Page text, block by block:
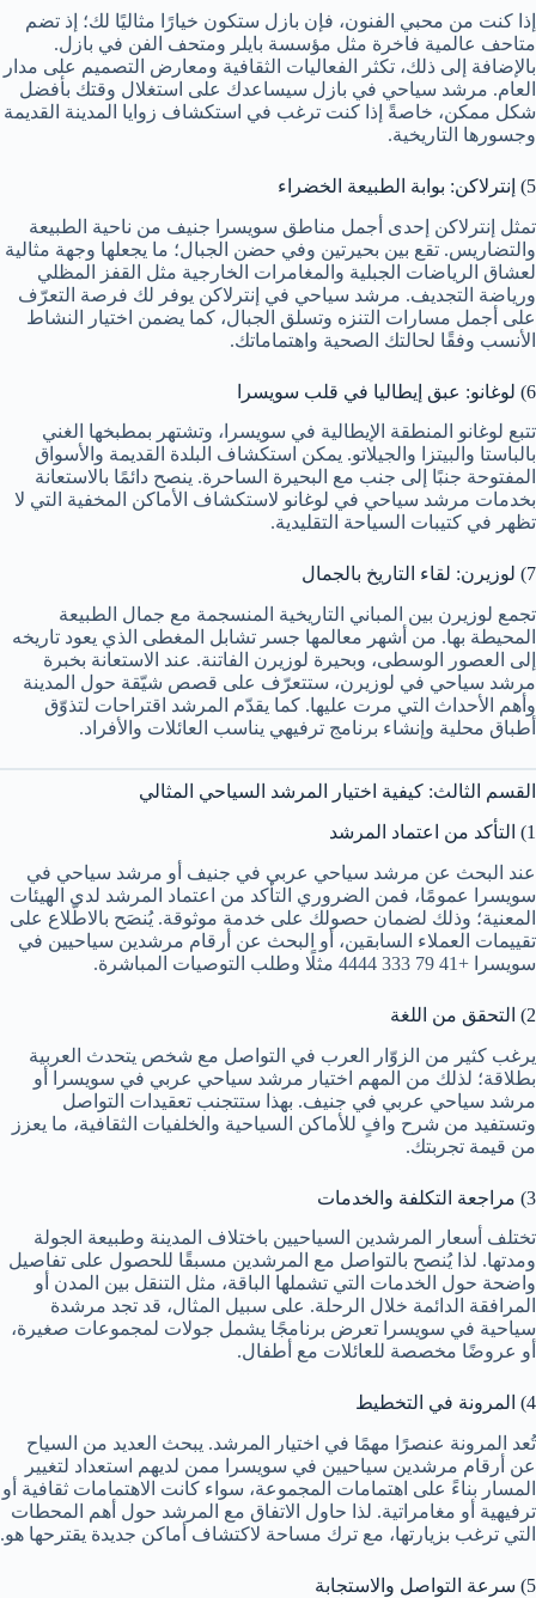
إذا كنت من محبي الفنون، فإن بازل ستكون خيارًا مثاليًا لك؛ إذ تضم
متاحف عالمية فاخرة مثل مؤسسة بايلر ومتحف الفن في بازل.
بالإضافة إلى ذلك، تكثر الفعاليات الثقافية ومعارض التصميم على مدار
العام. مرشد سياحي في بازل سيساعدك على استغلال وقتك بأفضل
شكل ممكن، خاصةً إذا كنت ترغب في استكشاف زوايا المدينة القديمة
وجسورها التاريخية.
5) إنترلاكن: بوابة الطبيعة الخضراء
تمثل إنترلاكن إحدى أجمل مناطق سويسرا جنيف من ناحية الطبيعة
والتضاريس. تقع بين بحيرتين وفي حضن الجبال؛ ما يجعلها وجهة مثالية
لعشاق الرياضات الجبلية والمغامرات الخارجية مثل القفز المظلي
ورياضة التجديف. مرشد سياحي في إنترلاكن يوفر لك فرصة التعرّف
على أجمل مسارات التنزه وتسلق الجبال، كما يضمن اختيار النشاط
الأنسب وفقًا لحالتك الصحية واهتماماتك.
6) لوغانو: عبق إيطاليا في قلب سويسرا
تتبع لوغانو المنطقة الإيطالية في سويسرا، وتشتهر بمطبخها الغني
بالباستا والبيتزا والجيلاتو. يمكن استكشاف البلدة القديمة والأسواق
المفتوحة جنبًا إلى جنب مع البحيرة الساحرة. ينصح دائمًا بالاستعانة
بخدمات مرشد سياحي في لوغانو لاستكشاف الأماكن المخفية التي لا
تظهر في كتيبات السياحة التقليدية.
7) لوزيرن: لقاء التاريخ بالجمال
تجمع لوزيرن بين المباني التاريخية المنسجمة مع جمال الطبيعة
المحيطة بها. من أشهر معالمها جسر تشابل المغطى الذي يعود تاريخه
إلى العصور الوسطى، وبحيرة لوزيرن الفاتنة. عند الاستعانة بخبرة
مرشد سياحي في لوزيرن، ستتعرّف على قصص شيّقة حول المدينة
وأهم الأحداث التي مرت عليها. كما يقدّم المرشد اقتراحات لتذوّق
أطباق محلية وإنشاء برنامج ترفيهي يناسب العائلات والأفراد.
القسم الثالث: كيفية اختيار المرشد السياحي المثالي
1) التأكد من اعتماد المرشد
عند البحث عن مرشد سياحي عربي في جنيف أو مرشد سياحي في
سويسرا عمومًا، فمن الضروري التأكد من اعتماد المرشد لدى الهيئات
المعنية؛ وذلك لضمان حصولك على خدمة موثوقة. يُنصَح بالاطّلاع على
تقييمات العملاء السابقين، أو البحث عن أرقام مرشدين سياحيين في
سويسرا +41 79 333 4444 مثلًا وطلب التوصيات المباشرة.
2) التحقق من اللغة
يرغب كثير من الزوّار العرب في التواصل مع شخص يتحدث العربية
بطلاقة؛ لذلك من المهم اختيار مرشد سياحي عربي في سويسرا أو
مرشد سياحي عربي في جنيف. بهذا ستتجنب تعقيدات التواصل
وتستفيد من شرح وافٍ للأماكن السياحية والخلفيات الثقافية، ما يعزز
من قيمة تجربتك.
3) مراجعة التكلفة والخدمات
تختلف أسعار المرشدين السياحيين باختلاف المدينة وطبيعة الجولة
ومدتها. لذا يُنصح بالتواصل مع المرشدين مسبقًا للحصول على تفاصيل
واضحة حول الخدمات التي تشملها الباقة، مثل التنقل بين المدن أو
المرافقة الدائمة خلال الرحلة. على سبيل المثال، قد تجد مرشدة
سياحية في سويسرا تعرض برنامجًا يشمل جولات لمجموعات صغيرة،
أو عروضًا مخصصة للعائلات مع أطفال.
4) المرونة في التخطيط
تُعد المرونة عنصرًا مهمًا في اختيار المرشد. يبحث العديد من السياح
عن أرقام مرشدين سياحيين في سويسرا ممن لديهم استعداد لتغيير
المسار بناءً على اهتمامات المجموعة، سواء كانت الاهتمامات ثقافية أو
ترفيهية أو مغامراتية. لذا حاول الاتفاق مع المرشد حول أهم المحطات
التي ترغب بزيارتها، مع ترك مساحة لاكتشاف أماكن جديدة يقترحها هو.
5) سرعة التواصل والاستجابة